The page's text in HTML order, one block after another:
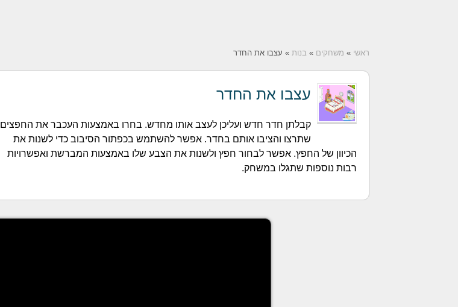
ראשי » משחקים » בנות » עצבו את החדר
עצבו את החדר
קבלתן חדר חדש ועליכן לעצב אותו מחדש. בחרו באמצעות העכבר את החפצים
שתרצו והציבו אותם בחדר. אפשר להשתמש בכפתור הסיבוב כדי לשנות את
הכיוון של החפץ. אפשר לבחור חפץ ולשנות את הצבע שלו באמצעות המברשת ואפשרויות
רבות נוספות שתגלו במשחק.